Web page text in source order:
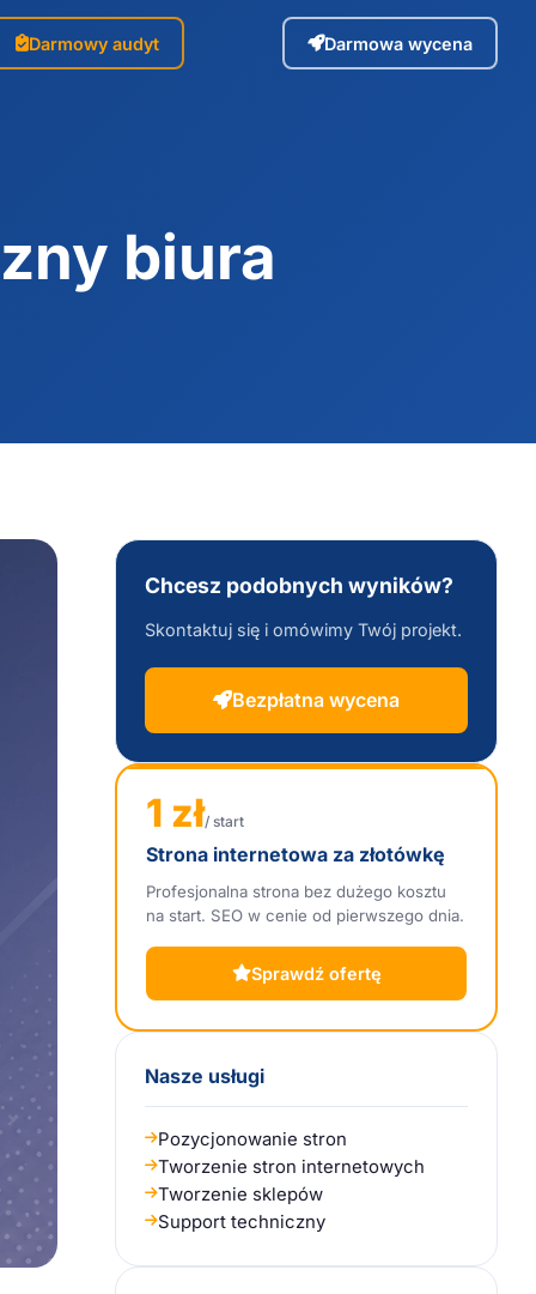
Darmowy audyt Darmowa wycena
biura
Chcesz podobnych wyników?
Skontaktuj się i omówimy Twój projekt.
Bezpłatna wycena
1 zł/ start
Strona internetowa za złotówkę
Profesjonalna strona bez dużego kosztu
na start. SEO w cenie od pierwszego dnia.
Sprawdź ofertę
Nasze usługi
Pozycjonowanie stron
Tworzenie stron internetowych
Tworzenie sklepów
Support techniczny